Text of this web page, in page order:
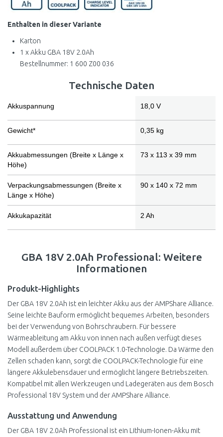
Enthalten in dieser Variante
Karton
1 x Akku GBA 18V 2.0Ah
Bestellnummer: 1 600 Z00 036
Technische Daten
Akkuspannung 18,0 V
Gewicht* 0,35 kg
Akkuabmessungen (Breite x Länge x
Höhe)
73 x 113 x 39 mm
Verpackungsabmessungen (Breite x
Länge x Höhe)
90 x 140 x 72 mm
Akkukapazität 2 Ah
GBA 18V 2.0Ah Professional: Weitere
Informationen
Produkt-Highlights
Der GBA 18V 2.0Ah ist ein leichter Akku aus der AMPShare Alliance.
Seine leichte Bauform ermöglicht bequemes Arbeiten, besonders
bei der Verwendung von Bohrschraubern. Für bessere
Wärmeableitung am Akku von innen nach außen verfügt dieses
Modell außerdem über COOLPACK 1.0-Technologie. Da Wärme den
Zellen schaden kann, sorgt die COOLPACK-Technologie für eine
längere Akkulebensdauer und ermöglicht längere Betriebszeiten.
Kompatibel mit allen Werkzeugen und Ladegeräten aus dem Bosch
Professional 18V System und der AMPShare Alliance.
Ausstattung und Anwendung
Der GBA 18V 2.0Ah Professional ist ein Lithium-Ionen-Akku mit